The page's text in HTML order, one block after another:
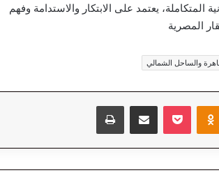
يعتمد على الابتكار والاستدامة وفهم
المصرية
والساحل الشمالي